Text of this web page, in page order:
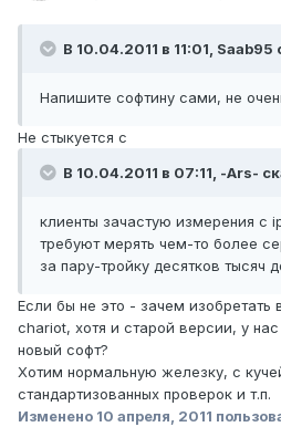
В 10.04.2011 в 11:01, Saab95
Напишите софтину сами, не
Не стыкуется с
В 10.04.2011 в 07:11, -Ars-
клиенты зачастую измерения с
требуют мерять чем-то более
за пару-тройку десятков тысяч
Если бы не это - зачем изобретать
chariot, хотя и старой версии, у
новый софт?
Хотим нормальную железку, с
стандартизованных проверок и т.п.
Изменено 10 апреля, 2011